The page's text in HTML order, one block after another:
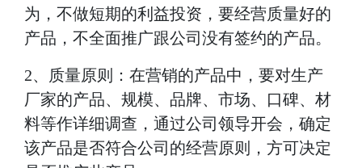
为，不做短期的利益投资，要经营质量好的
产品，不全面推广跟公司没有签约的产品。
2、质量原则：在营销的产品中，要对生产
厂家的产品、规模、品牌、市场、口碑、材
料等作详细调查，通过公司领导开会，确定
该产品是否符合公司的经营原则，方可决定